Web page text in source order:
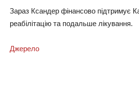
Зараз Ксандер фінансово підтримує
реабілітацію та подальше лікування.
Джерело